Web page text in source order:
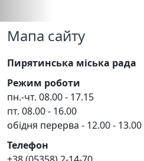
Мапа сайту
Пирятинська міська рада
Режим роботи
пн.-чт. 08.00 - 17.15
пт. 08.00 - 16.00
обідня перерва - 12.00 - 13.00
Телефон